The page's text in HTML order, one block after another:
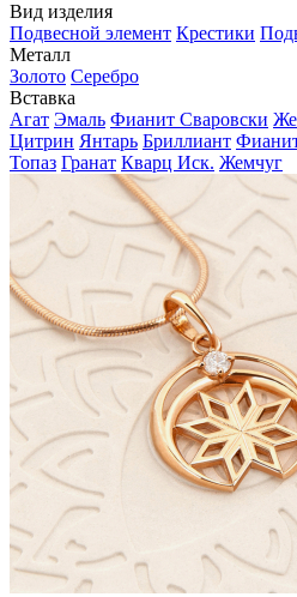
Вид изделия
Подвесной элемент Крестики
Металл
Золото Серебро
Вставка
Агат Эмаль Фианит Сваровски
Цитрин Янтарь Бриллиант
Топаз Гранат Кварц Иск. Жемчуг